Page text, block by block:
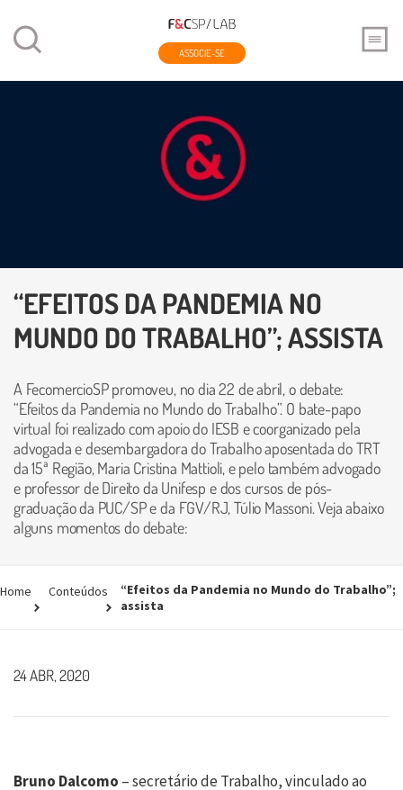
ASSOCIE-SE
“EFEITOS DA PANDEMIA NO
MUNDO DO TRABALHO”; ASSISTA
A FecomercioSP promoveu, no dia 22 de abril, o debate:
“Efeitos da Pandemia no Mundo do Trabalho”. O bate-papo
virtual foi realizado com apoio do IESB e coorganizado pela
advogada e desembargadora do Trabalho aposentada do TRT
da 15ª Região, Maria Cristina Mattioli, e pelo também advogado
e professor de Direito da Unifesp e dos cursos de pós-
graduação da PUC/SP e da FGV/RJ, Túlio Massoni. Veja abaixo
alguns momentos do debate:
Home Conteúdos
“Efeitos da Pandemia no Mundo do Trabalho”;
assista
24 ABR, 2020
Bruno Dalcomo – secretário de Trabalho, vinculado ao